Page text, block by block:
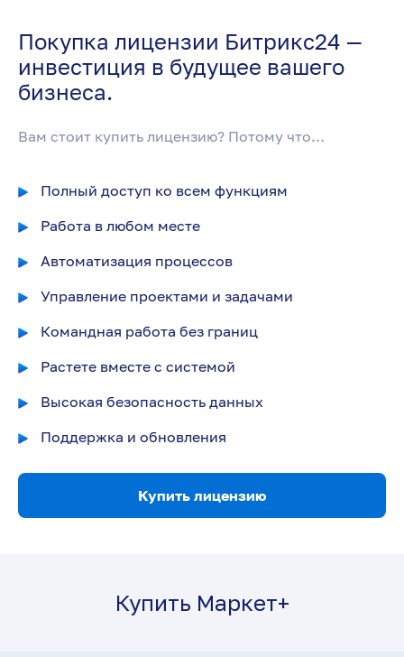
Покупка лицензии Битрикс24 —
инвестиция в будущее вашего
бизнеса.
Вам стоит купить лицензию? Потому что…
Полный доступ ко всем функциям
Работа в любом месте
Автоматизация процессов
Управление проектами и задачами
Командная работа без границ
Растете вместе с системой
Высокая безопасность данных
Поддержка и обновления
Купить лицензию
Купить Маркет+